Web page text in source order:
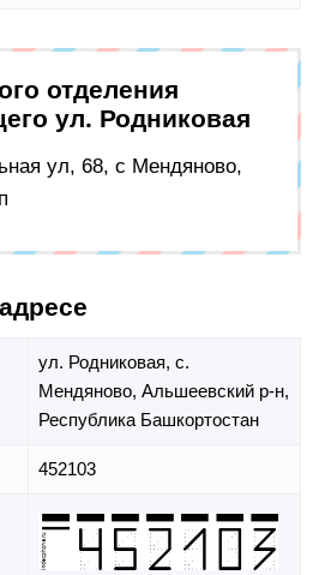
отделения
ул. Родниковая
ул, 68, с Мендяново,
ул. Родниковая, с.
Мендяново, Альшеевский р-н,
Республика Башкортостан
452103